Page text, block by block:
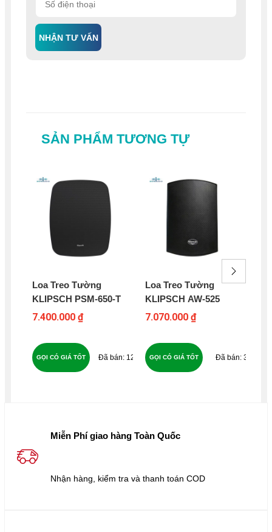
NHẬN TƯ VẤN
SẢN PHẨM TƯƠNG TỰ
Loa Treo Tường
KLIPSCH PSM-650-T
7.400.000 ₫
120
GỌI CÓ GIÁ TỐT
Loa Treo Tường
KLIPSCH AW-525
7.070.000 ₫
36
GỌI CÓ GIÁ TỐT
Miễn Phí giao hàng Toàn Quốc
Nhận hàng, kiểm tra và thanh toán COD